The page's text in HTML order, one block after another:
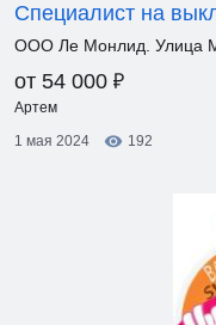
Специалист на
ООО Ле Монлид. Улица
от 54 000 ₽
Артем
1 мая 2024
192